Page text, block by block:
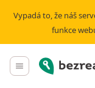
Vypadá to, že náš
funkce
Hlavní menu
Bezrealitky